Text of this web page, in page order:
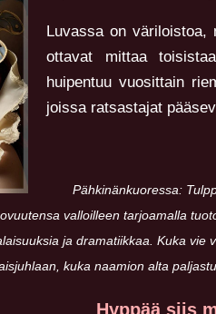
Luvassa on väriloistoa,
ottavat mittaa
huipentuu vuosittain
joissa ratsastajat
Pähkinänkuoressa:
valloilleen tarjoamalla
ja dramatiikkaa. Kuka
kuka naamion alta
Hyppää siis